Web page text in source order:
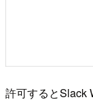
許可するとSlack